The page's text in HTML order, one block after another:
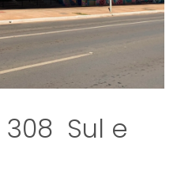
Sul e